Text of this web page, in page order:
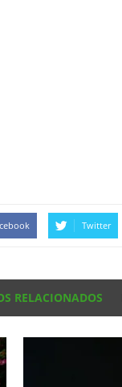
Twitter
RELACIONADOS